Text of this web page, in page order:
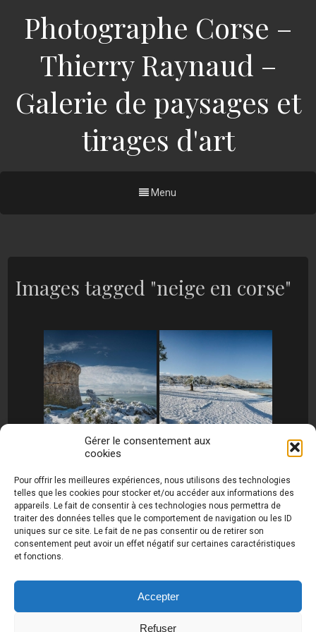
Gérer le consentement aux
cookies
Pour offrir les meilleures expériences, nous utilisons des technologies
telles que les cookies pour stocker et/ou accéder aux informations des
appareils. Le fait de consentir à ces technologies nous permettra de
traiter des données telles que le comportement de navigation ou les ID
uniques sur ce site. Le fait de ne pas consentir ou de retirer son
consentement peut avoir un effet négatif sur certaines caractéristiques
et fonctions.
Accepter
Refuser
Photographe Corse –
Thierry Raynaud –
Galerie de paysages et
tirages d'art
Menu
Images tagged "neige en corse"
raynaud.com ©
Toutes les photos de ce site sont
la propriété de l'auteur et sont protégées par le